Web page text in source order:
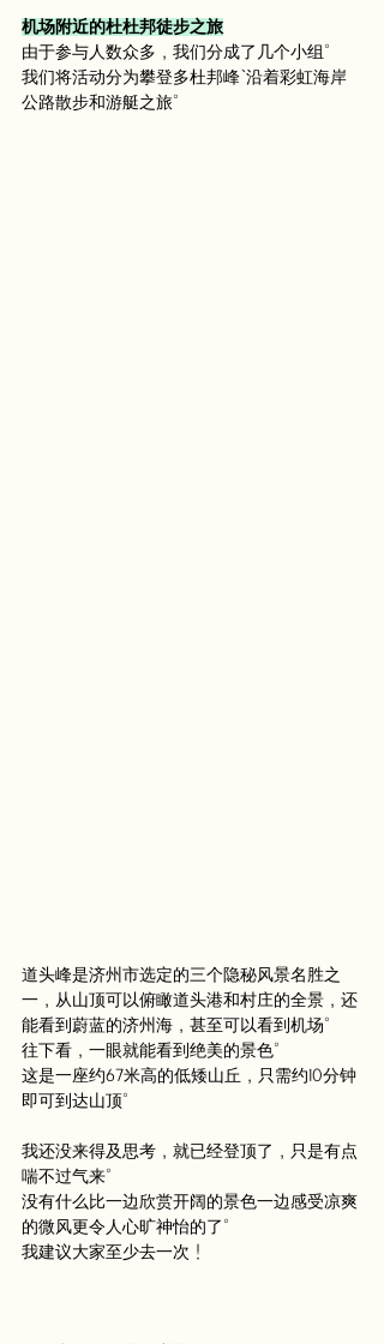
机场附近的杜杜邦徒步之旅
由于参与人数众多，我们分成了几个小组。
我们将活动分为攀登多杜邦峰、沿着彩虹海岸
公路散步和游艇之旅。
道头峰是济州市选定的三个隐秘风景名胜之
一，从山顶可以俯瞰道头港和村庄的全景，还
能看到蔚蓝的济州海，甚至可以看到机场。
往下看，一眼就能看到绝美的景色。
这是一座约67米高的低矮山丘，只需约10分钟
即可到达山顶。
我还没来得及思考，就已经登顶了，只是有点
喘不过气来。
没有什么比一边欣赏开阔的景色一边感受凉爽
的微风更令人心旷神怡的了。
我建议大家至少去一次！